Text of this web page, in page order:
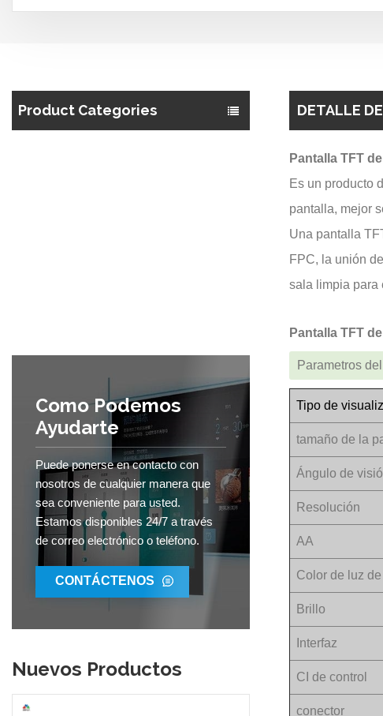
Product Categories
Como Podemos
Ayudarte
Puede ponerse en contacto con
nosotros de cualquier manera que
sea conveniente para usted.
Estamos disponibles 24/7 a través
de correo electrónico o teléfono.
CONTÁCTENOS
Nuevos Productos
DETALLE
Pantalla TFT
Es un producto
pantalla, mejor
Una pantalla
FPC, la unión
sala limpia para
Pantalla TFT
Parametros
Tipo de
tamaño de la
Ángulo de
Resolución
AA
Color de luz
Brillo
Interfaz
CI de control
conector